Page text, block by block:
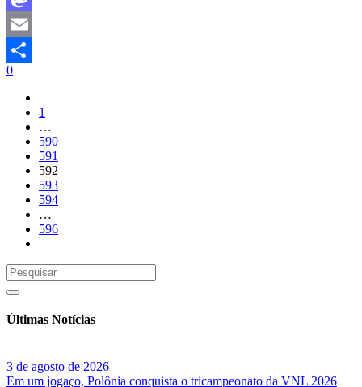
Mastodon
Email
Share
0
1
…
590
591
592
593
594
…
596
Últimas Notícias
3 de agosto de 2026
Em um jogaço, Polônia conquista o tricampeonato da VNL 2026